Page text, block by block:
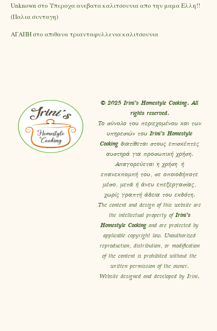
Unknown στοΥπεροχα ανεβατα καλιτσουνια απο την μαμα Ελλη!!
(Παλια συνταγη)
ΑΓΑΠΗστοαπιθανα τριανταφυλλενια καλιτσουνια
© 2025 Irini’s Homestyle Cooking. All
rights reserved.
Το σύνολο του περιεχομένου και των
υπηρεσιών τουIrini’s Homestyle
Cookingδιατίθεται στους επισκέπτες
αυστηρά για προσωπική χρήση.
Απαγορεύεται η χρήση ή
επανεκπομπή του, σε οποιοδήποτε
μέσο, μετά ή άνευ επεξεργασίας,
χωρίς γραπτή άδεια του εκδότη.
The content and design of this website are
the intellectual property ofIrini’s
Homestyle Cookingand are protected by
applicable copyright law. Unauthorized
reproduction, distribution, or modification
of the content is prohibited without the
written permission of the owner.
Website designed and developed by Irini.